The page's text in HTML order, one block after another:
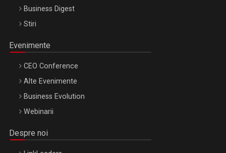
Business Digest
Stiri
Evenimente
CEO Conference
Alte Evenimente
Business Evolution
Webinarii
Despre noi